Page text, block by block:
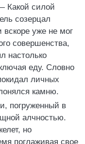
силой
созерцал
вскоре уже не мог
совершенства,
настолько
еду. Словно
личных
камню.
погруженный в
алчностью.
но
поглаживая свое